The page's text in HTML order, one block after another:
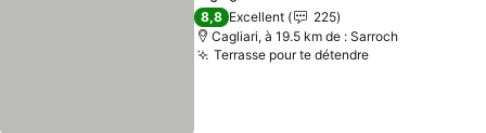
8,8 Excellent
225
Cagliari, à 19.5 km de : Sarroch
Terrasse pour te détendre